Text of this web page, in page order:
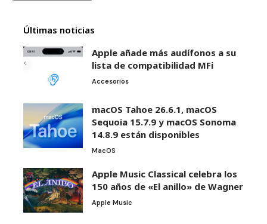
Últimas noticias
Apple añade más audífonos a su
lista de compatibilidad MFi
Accesorios
macOS Tahoe 26.6.1, macOS
Sequoia 15.7.9 y macOS Sonoma
14.8.9 están disponibles
MacOS
Apple Music Classical celebra los
150 años de «El anillo» de Wagner
Apple Music